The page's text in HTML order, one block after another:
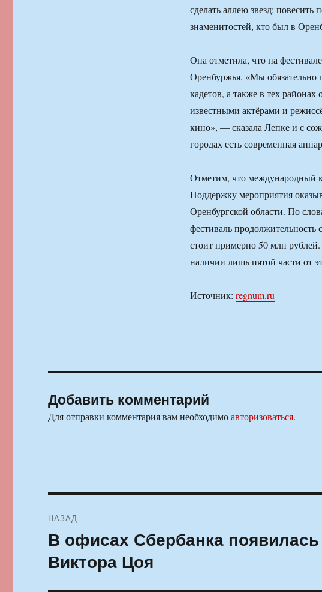
сделать аллею звезд: повесить
знаменитостей, кто был в
Она отметила, что на
Оренбуржья. «Мы обязательно
кадетов, а также в тех районах
известными актёрами и
кино», — сказала Лепке и с
городах есть современная
Отметим, что международный
Поддержку мероприятия
Оренбургской области. По
фестиваль
стоит примерно 50 млн
наличии лишь пятой части от
Источник: regnum.ru
Добавить комментарий
Для отправки комментария вам необходимоавторизоваться.
по
записям
НАЗАД
Предыдущая
В офисах Сбербанка
Виктора Цоя